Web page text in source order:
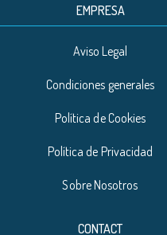
EMPRESA
Aviso Legal
Condiciones generales
Política de Cookies
Política de Privacidad
Sobre Nosotros
CONTACT